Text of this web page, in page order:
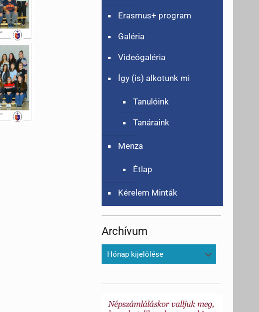
Erasmus+ program
Galéria
Videógaléria
Így (is) alkotunk mi
Tanulóink
Tanáraink
Menza
Étlap
Kérelem Minták
Archívum
Archívum